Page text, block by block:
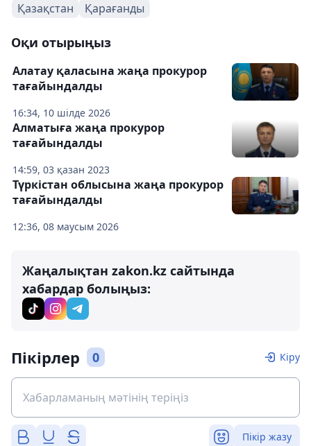
Қазақстан Қарағанды
Оқи отырыңыз
16:34, 10 шілде 2026
Алатау қаласына жаңа прокурор
тағайындалды
14:59, 03 қазан 2023
Алматыға жаңа прокурор
тағайындалды
12:36, 08 маусым 2026
Түркістан облысына жаңа прокурор
тағайындалды
Жаңалықтан zakon.kz сайтында
хабардар болыңыз:
Пікірлер 0 Кіру
Пікір жазу